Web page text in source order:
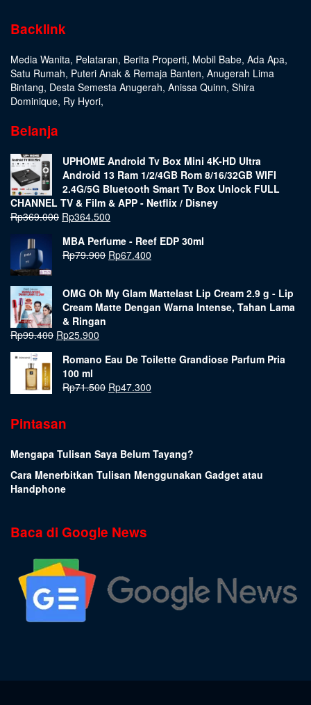
Backlink
Media Wanita, Pelataran, Berita Properti, Mobil Babe, Ada Apa,
Satu Rumah, Puteri Anak & Remaja Banten, Anugerah Lima
Bintang, Desta Semesta Anugerah, Anissa Quinn, Shira
Dominique, Ry Hyori,
Belanja
UPHOME Android Tv Box Mini 4K-HD Ultra
Android 13 Ram 1/2/4GB Rom 8/16/32GB WIFI
2.4G/5G Bluetooth Smart Tv Box Unlock FULL
CHANNEL TV & Film & APP - Netflix / Disney
Rp369.000 Rp364.500
MBA Perfume - Reef EDP 30ml
Rp79.900 Rp67.400
OMG Oh My Glam Mattelast Lip Cream 2.9 g - Lip
Cream Matte Dengan Warna Intense, Tahan Lama
& Ringan
Rp99.400 Rp25.900
Romano Eau De Toilette Grandiose Parfum Pria
100 ml
Rp71.500 Rp47.300
Pintasan
Mengapa Tulisan Saya Belum Tayang?
Cara Menerbitkan Tulisan Menggunakan Gadget atau
Handphone
Baca di Google News